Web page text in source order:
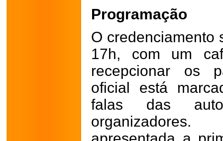
Programação
O credenciamento
17h, com um
recepcionar os
oficial está
falas das